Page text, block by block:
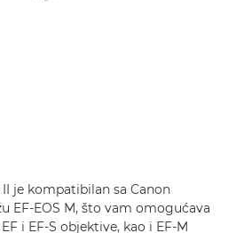
je kompatibilan sa Canon
EF-EOS M, što vam omogućava
i EF-S objektive, kao i EF-M